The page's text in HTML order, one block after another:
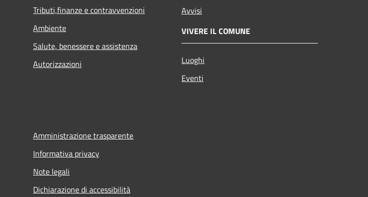
Tributi,finanze e contravvenzioni
Ambiente
Salute, benessere e assistenza
Autorizzazioni
Avvisi
VIVERE IL COMUNE
Luoghi
Eventi
Amministrazione trasparente
Informativa privacy
Note legali
Dichiarazione di accessibilità